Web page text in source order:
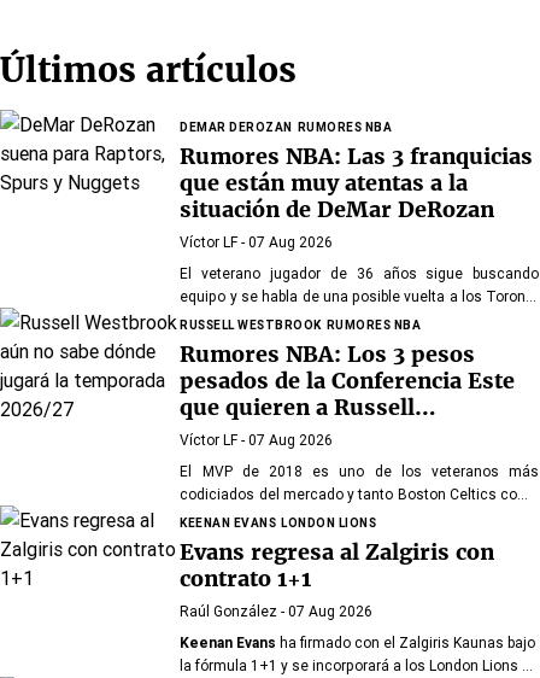
Últimos artículos
DEMAR DEROZAN RUMORES NBA
Rumores NBA: Las 3 franquicias
que están muy atentas a la
situación de DeMar DeRozan
Víctor LF- 07 Aug 2026
El veterano jugador de 36 años sigue buscando
equipo y se habla de una posible vuelta a los Toronto
Raptors o San Antonio Spurs, mientras Denver
Nuggets también forma parte de la ecuación
RUSSELL WESTBROOK RUMORES NBA
Rumores NBA: Los 3 pesos
pesados de la Conferencia Este
que quieren a Russell
Westbrook
Víctor LF- 07 Aug 2026
El MVP de 2018 es uno de los veteranos más
codiciados del mercado y tanto Boston Celtics como
Cleveland Cavaliers y Detroit Pistons estarían
interesados en hacerse con sus servicios
KEENAN EVANS LONDON LIONS
Evans regresa al Zalgiris con
contrato 1+1
Raúl González - 07 Aug 2026
Keenan Evans ha firmado con el Zalgiris Kaunas bajo
la fórmula 1+1 y se incorporará a los London Lions en